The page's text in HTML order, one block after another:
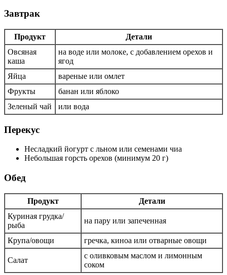
Завтрак
Продукт
Детали
Овсяная
каша
на воде или молоке, с добавлением орехов и
ягод
Яйца
вареные или омлет
Фрукты
банан или яблоко
Зеленый чай
или вода
Перекус
Несладкий йогурт с льном или семенами чиа
Небольшая горсть орехов (минимум 20 г)
Обед
Продукт
Детали
Куриная грудка/
рыба
на пару или запеченная
Крупа/овощи гречка, киноа или отварные овощи
Салат
с оливковым маслом и лимонным
соком